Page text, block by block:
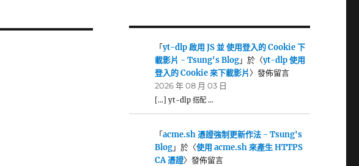
「yt-dlp 啟用 JS 並 使用登入的 Cookie 下
載影片 - Tsung's Blog」於〈yt-dlp 使用
登入的 Cookie 來下載影片〉發佈留言
2026 年 08 月 03 日
[…] yt-dlp 搭配 …
「acme.sh 憑證強制更新作法 - Tsung's
Blog」於〈使用 acme.sh 來產生 HTTPS
CA 憑證〉發佈留言